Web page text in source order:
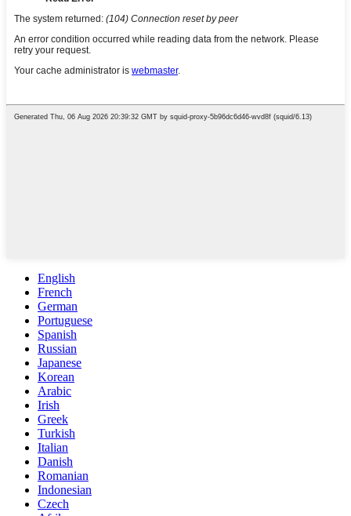
English
French
German
Portuguese
Spanish
Russian
Japanese
Korean
Arabic
Irish
Greek
Turkish
Italian
Danish
Romanian
Indonesian
Czech